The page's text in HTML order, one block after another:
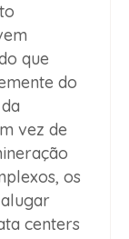
que
do
vez de
os
centers